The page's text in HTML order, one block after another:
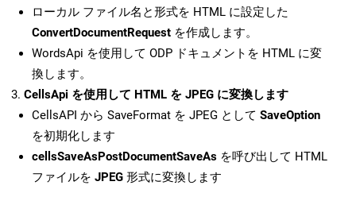
ローカル ファイル名と形式を HTML に設定した
ConvertDocumentRequest を作成します。
WordsApi を使用して ODP ドキュメントを HTML に変
換します。
CellsApi を使用して HTML を JPEG に変換します
CellsAPI から SaveFormat を JPEG として SaveOption
を初期化します
cellsSaveAsPostDocumentSaveAs を呼び出して HTML
ファイルを JPEG 形式に変換します